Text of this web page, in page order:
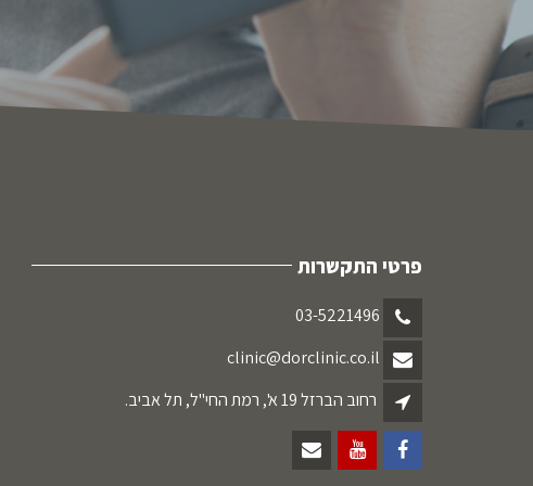
פרטי התקשרות
03-5221496
clinic@dorclinic.co.il
רחוב הברזל 19 א', רמת החי"ל, תל אביב.